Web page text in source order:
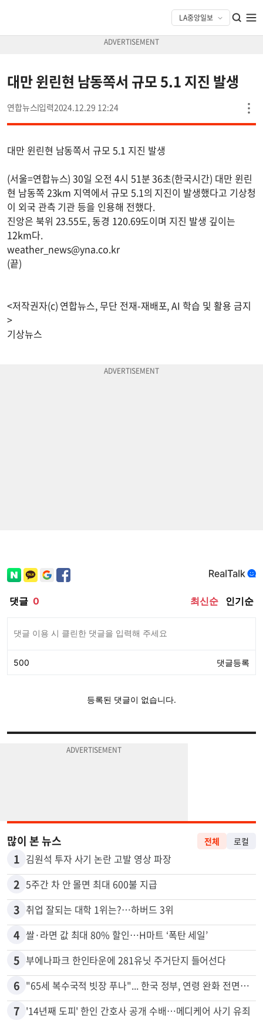
대만 윈린현 남동쪽서 규모 5.1 지진 발생
연합뉴스 2024.12.29 12:24
대만 윈린현 남동쪽서 규모 5.1 지진 발생
(서울=연합뉴스) 30일 오전 4시 51분 36초(한국시간) 대만 윈린
현 남동쪽 23km 지역에서 규모 5.1의 지진이 발생했다고 기상청
이 외국 관측 기관 등을 인용해 전했다.
진앙은 북위 23.55도, 동경 120.69도이며 지진 발생 깊이는
12km다.
weather_news@yna.co.kr
(끝)
<저작권자(c) 연합뉴스, 무단 전재-재배포, AI 학습 및 활용 금지
>
기상뉴스
많이 본 뉴스 전체 로컬
1 김원석 투자 사기 논란 고발 영상 파장
2 5주간 차 안 몰면 최대 600불 지급
3 취업 잘되는 대학 1위는?…하버드 3위
4 쌀·라면 값 최대 80% 할인…H마트 ‘폭탄 세일’
5 부에나파크 한인타운에 281유닛 주거단지 들어선다
6 "65세 복수국적 빗장 푸나"... 한국 정부, 연령 완화 전면 추진
7 '14년째 도피' 한인 간호사 공개 수배…메디케어 사기 유죄